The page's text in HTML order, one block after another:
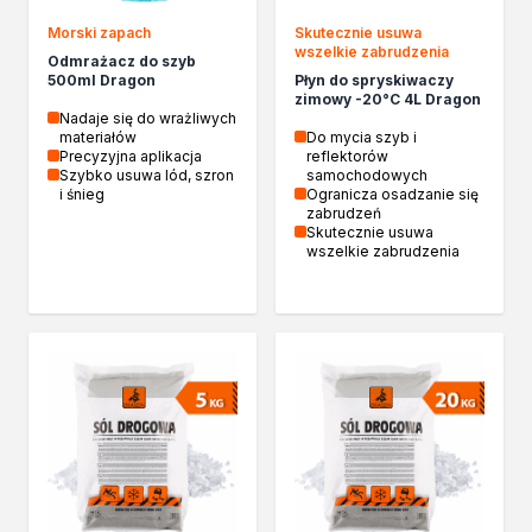
Izolacje i impregnaty budowlane
Folie w płynie
Impregnaty specjalistyczne
Impregnaty do drewna konstrukcyjnego
Przygotowanie do malowania
Grunty
Środki bioochronne
Masy szpachlowe budowlane
Lakierobejce
Impregnaty dekoracyjne
Lakiery
Masy szpachlowe do drewna
Lakiery dekoracyjne
Żywica epoksydowa
Farby żaroodporne
Morski zapach
Odmrażacz do szyb
500ml Dragon
Nadaje się do wrażliwych
materiałów
Precyzyjna aplikacja
Szybko usuwa lód, szron
i śnieg
Skutecznie usuwa
wszelkie zabrudzenia
Płyn do spryskiwaczy
zimowy -20°C 4L Dragon
Do mycia szyb i
reflektorów
samochodowych
Ogranicza osadzanie się
zabrudzeń
Skutecznie usuwa
wszelkie zabrudzenia